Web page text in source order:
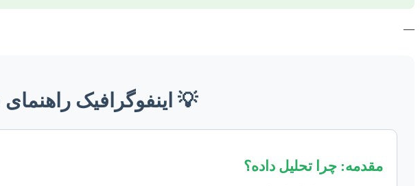
—
💡 اینفوگرافیک راهنمای
مقدمه: چرا تحلیل داده؟